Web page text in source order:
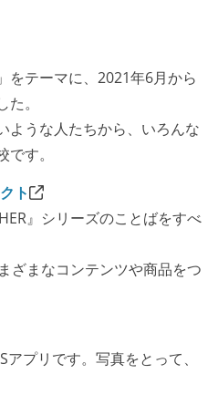
をテーマに、2021年6月から
。
ような人たちから、いろんな
す。
ト
』シリーズのことばをすべ
ざまなコンテンツや商品をつ
プリです。写真をとって、